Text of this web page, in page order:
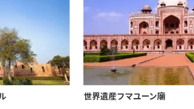
世界遺産フマユーン廟